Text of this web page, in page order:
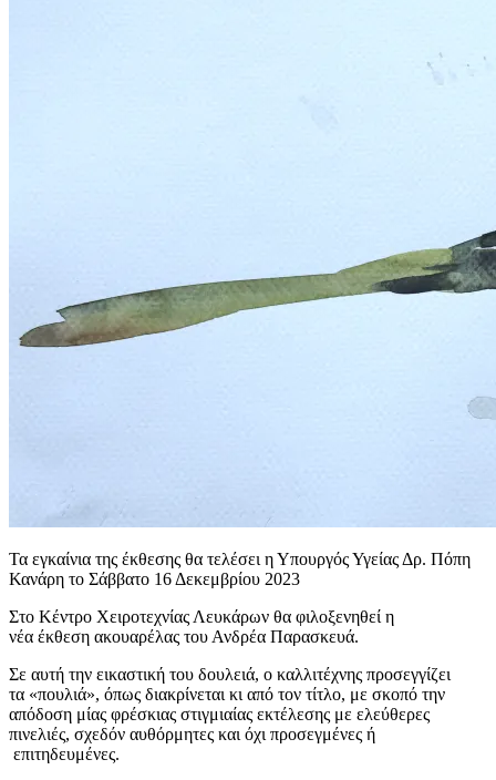
Τα εγκαίνια της έκθεσης θα τελέσει η Υπουργός Υγείας Δρ. Πόπη
Κανάρη το Σάββατο 16 Δεκεμβρίου 2023
Στο Κέντρο Χειροτεχνίας Λευκάρων θα φιλοξενηθεί η
νέα έκθεση ακουαρέλας του Ανδρέα Παρασκευά.
Σε αυτή την εικαστική του δουλειά, ο καλλιτέχνης προσεγγίζει
τα «πουλιά», όπως διακρίνεται κι από τον τίτλο, με σκοπό την
απόδοση μίας φρέσκιας στιγμιαίας εκτέλεσης με ελεύθερες
πινελιές, σχεδόν αυθόρμητες και όχι προσεγμένες ή
επιτηδευμένες.